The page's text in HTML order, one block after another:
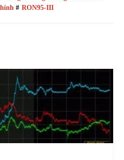
# RON95-III